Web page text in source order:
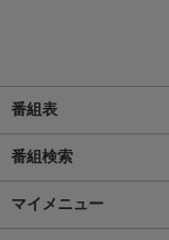
番組表
番組検索
マイメニュー